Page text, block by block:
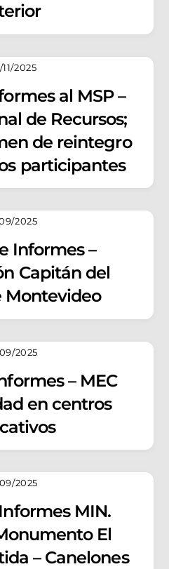
2025
al MSP –
de Recursos;
de reintegro
participantes
2025
Informes –
Capitán del
Montevideo
2025
– MEC
en centros
2025
MIN.
El
– Canelones